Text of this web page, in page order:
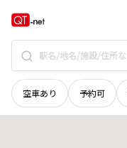
空車あり 予約可
北海道